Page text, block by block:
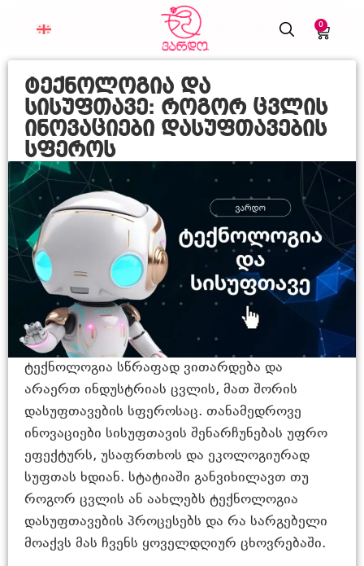
0
ტექნოლოგია და
სისუფთავე: როგორ ცვლის
ინოვაციები დასუფთავების
სფეროს
ტექნოლოგია სწრაფად ვითარდება და
არაერთ ინდუსტრიას ცვლის, მათ შორის
დასუფთავების სფეროსაც. თანამედროვე
ინოვაციები სისუფთავის შენარჩუნებას უფრო
ეფექტურს, უსაფრთხოს და ეკოლოგიურად
სუფთას ხდიან. სტატიაში განვიხილავთ თუ
როგორ ცვლის ან აახლებს ტექნოლოგია
დასუფთავების პროცესებს და რა სარგებელი
მოაქვს მას ჩვენს ყოველდღიურ ცხოვრებაში.